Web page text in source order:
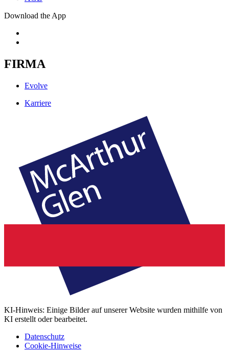
Download the App
FIRMA
Evolve
Karriere
KI-Hinweis: Einige Bilder auf unserer Website wurden mithilfe von
KI erstellt oder bearbeitet.
Datenschutz
Cookie-Hinweise